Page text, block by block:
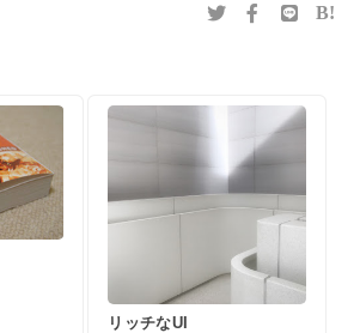
B!
リッチなUI